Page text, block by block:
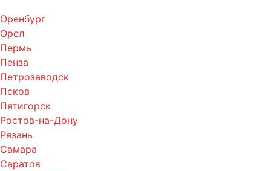
Оренбург
Орел
Пермь
Пенза
Петрозаводск
Псков
Пятигорск
Ростов-на-Дону
Рязань
Самара
Саратов